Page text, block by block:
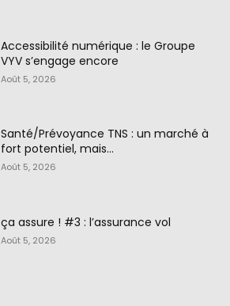
Accessibilité numérique : le Groupe
VYV s’engage encore
Août 5, 2026
Santé/Prévoyance TNS : un marché à
fort potentiel, mais…
Août 5, 2026
ça assure ! #3 : l’assurance vol
Août 5, 2026